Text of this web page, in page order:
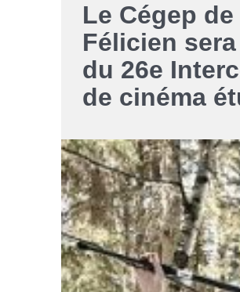
Diminuer le texte
Niveau de gris
Contraste élevé
Liens soulignés
Police d'écriture lisible
Réinitialiser
Le Cégep de
Félicien sera
du 26e
de cinéma